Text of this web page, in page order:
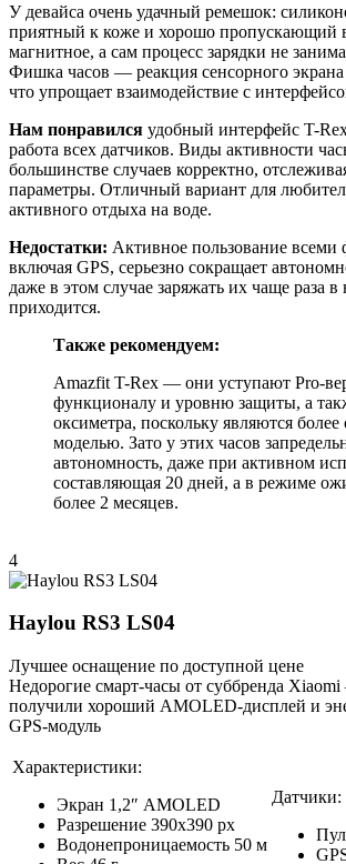
У девайса очень удачный ремешок:
приятный к коже и хорошо пропускающий
магнитное, а сам процесс зарядки не
Фишка часов — реакция сенсорного
что упрощает взаимодействие с
Нам понравился удобный интерфейс T-
работа всех датчиков. Виды активности
большинстве случаев корректно,
параметры. Отличный вариант для
активного отдыха на воде.
Недостатки: Активное пользование
включая GPS, серьезно сокращает
даже в этом случае заряжать их чаще раза
приходится.
Также рекомендуем:
Amazfit T-Rex — они уступают Pro-
функционалу и уровню защиты, а
оксиметра, поскольку являются более
моделью. Зато у этих часов
автономность, даже при активном
составляющая 20 дней, а в режиме
более 2 месяцев.
4
Haylou RS3 LS04
Лучшее оснащение по доступной цене
Недорогие смарт-часы от суббренда
получили хороший AMOLED-дисплей и
GPS-модуль
Характеристики:
Экран 1,2″ AMOLED
Разрешение 390х390 рх
Водонепроницаемость 50 м
Датчики: